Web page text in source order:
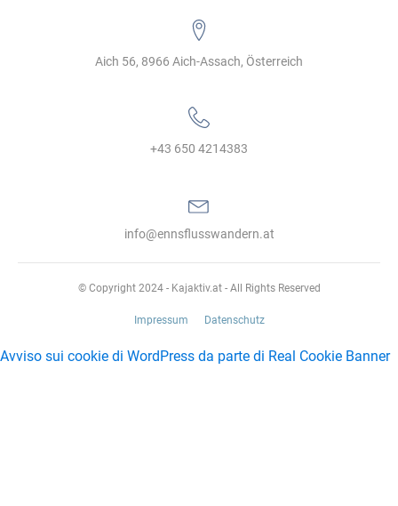
Aich 56, 8966 Aich-Assach, Österreich
+43 650 4214383‬
info@ennsflusswandern.at
© Copyright 2024 - Kajaktiv.at - All Rights Reserved
Impressum Datenschutz
Avviso sui cookie di WordPress da parte di Real Cookie Banner